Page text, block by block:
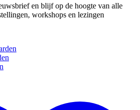
en blijf op de hoogte van alle
workshops en lezingen